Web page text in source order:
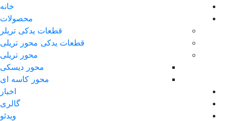
خانه
محصولات
قطعات یدکی تریلر
قطعات یدکی محور تریلی
محور تریلی
محور دیسکی
محور کاسه ای
اخبار
گالری
ویدئو